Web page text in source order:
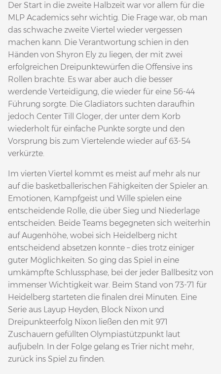
Der Start in die zweite Halbzeit war vor allem für die
MLP Academics sehr wichtig. Die Frage war, ob man
das schwache zweite Viertel wieder vergessen
machen kann. Die Verantwortung schien in den
Händen von Shyron Ely zu liegen, der mit zwei
erfolgreichen Dreipunktewürfen die Offensive ins
Rollen brachte. Es war aber auch die besser
werdende Verteidigung, die wieder für eine 56-44
Führung sorgte. Die Gladiators suchten daraufhin
jedoch Center Till Gloger, der unter dem Korb
wiederholt für einfache Punkte sorgte und den
Vorsprung bis zum Viertelende wieder auf 63-54
verkürzte.
Im vierten Viertel kommt es meist auf mehr als nur
auf die basketballerischen Fähigkeiten der Spieler an.
Emotionen, Kampfgeist und Wille spielen eine
entscheidende Rolle, die über Sieg und Niederlage
entscheiden. Beide Teams begegneten sich weiterhin
auf Augenhöhe, wobei sich Heidelberg nicht
entscheidend absetzen konnte – dies trotz einiger
guter Möglichkeiten. So ging das Spiel in eine
umkämpfte Schlussphase, bei der jeder Ballbesitz von
immenser Wichtigkeit war. Beim Stand von 73-71 für
Heidelberg starteten die finalen drei Minuten. Eine
Serie aus Layup Heyden, Block Nixon und
Dreipunkteerfolg Nixon ließen den mit 971
Zuschauern gefüllten Olympiastützpunkt laut
aufjubeln. In der Folge gelang es Trier nicht mehr,
zurück ins Spiel zu finden.